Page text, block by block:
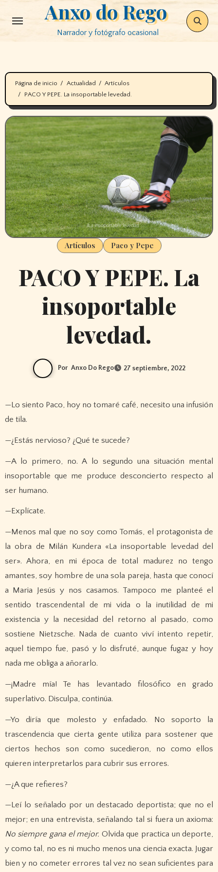
al
Anxo do Rego
Narrador y fotógrafo ocasional
Página de inicio Actualidad
Artículos
PACO Y PEPE. La insoportable levedad.
Artículos Paco y Pepe
PACO Y PEPE. La
insoportable
levedad.
Por Anxo Do Rego 27 septiembre, 2022
—Lo siento Paco, hoy no tomaré café, necesito una infusión
de tila.
—¿Estás nervioso? ¿Qué te sucede?
—A lo primero, no. A lo segundo una situación mental
insoportable que me produce desconcierto respecto al
ser humano.
—Explícate.
—Menos mal que no soy como Tomás, el protagonista de
la obra de Milán Kundera «La insoportable levedad del
ser». Ahora, en mi época de total madurez no tengo
amantes, soy hombre de una sola pareja, hasta que conocí
a Maria Jesús y nos casamos. Tampoco me planteé el
sentido trascendental de mi vida o la inutilidad de mi
existencia y la necesidad del retorno al pasado, como
sostiene Nietzsche. Nada de cuanto viví intento repetir,
aquel tiempo fue, pasó y lo disfruté, aunque fugaz y hoy
nada me obliga a añorarlo.
—¡Madre mía! Te has levantado filosófico en grado
superlativo. Disculpa, continúa.
—Yo diría que molesto y enfadado. No soporto la
trascendencia que cierta gente utiliza para sostener que
ciertos hechos son como sucedieron, no como ellos
quieren interpretarlos para cubrir sus errores.
—¿A que refieres?
—Leí lo señalado por un destacado deportista; que no el
mejor; en una entrevista, señalando tal si fuera un axioma:
No siempre gana el mejor. Olvida que practica un deporte,
y como tal, no es ni mucho menos una ciencia exacta. Jugar
bien y no cometer errores tal vez no sean suficientes para